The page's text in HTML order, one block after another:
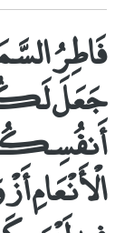
فَاطِرُ
جَعَلَ